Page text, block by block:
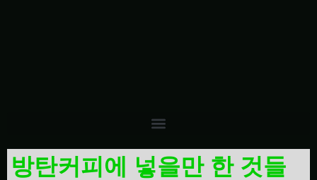
방탄커피에 넣을만 한 것들